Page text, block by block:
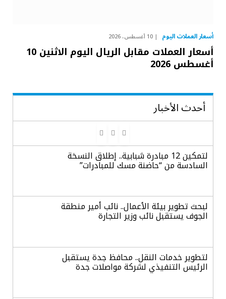
أسعار العملات اليوم 10 أغسطس، 2026
أسعار العملات مقابل الريال اليوم الاثنين 10
أغسطس 2026
أحدث الأخبار
لتمكين 12 مبادرة شبابية.. إطلاق النسخة
السادسة من “حاضنة مسك للمبادرات”
لبحث تطوير بيئة الأعمال.. نائب أمير منطقة
الجوف يستقبل نائب وزير التجارة
لتطوير خدمات النقل.. محافظ جدة يستقبل
الرئيس التنفيذي لشركة مواصلات جدة